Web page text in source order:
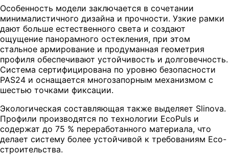
Особенность модели заключается в сочетании
минималистичного дизайна и прочности. Узкие рамки
дают больше естественного света и создают
ощущение панорамного остекления, при этом
стальное армирование и продуманная геометрия
профиля обеспечивают устойчивость и долговечность.
Система сертифицирована по уровню безопасности
PAS24 и оснащается многозапорным механизмом с
шестью точками фиксации.
Экологическая составляющая также выделяет Slinova.
Профили производятся по технологии EcoPuls и
содержат до 75 % переработанного материала, что
делает систему более устойчивой к требованиям Eco-
строительства.